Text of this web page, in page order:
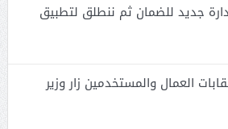
جديد للضمان ثم ننطلق لتطبيق
العمال والمستخدمين زار وزير